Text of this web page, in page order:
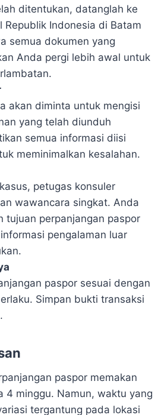
ditentukan, datanglah ke
Republik Indonesia di Batam
semua dokumen yang
Anda pergi lebih awal untuk
akan diminta untuk mengisi
yang telah diunduh
semua informasi diisi
meminimalkan kesalahan.
petugas konsuler
wawancara singkat. Anda
tujuan perpanjangan paspor
pengalaman luar
paspor sesuai dengan
Simpan bukti transaksi
paspor memakan
4 minggu. Namun, waktu yang
tergantung pada lokasi